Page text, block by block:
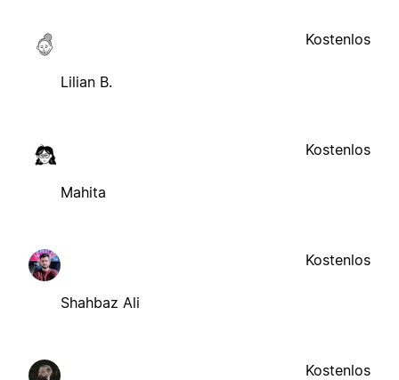
Lilian B.
Kostenlos
Mahita
Kostenlos
Shahbaz Ali
Kostenlos
Kostenlos